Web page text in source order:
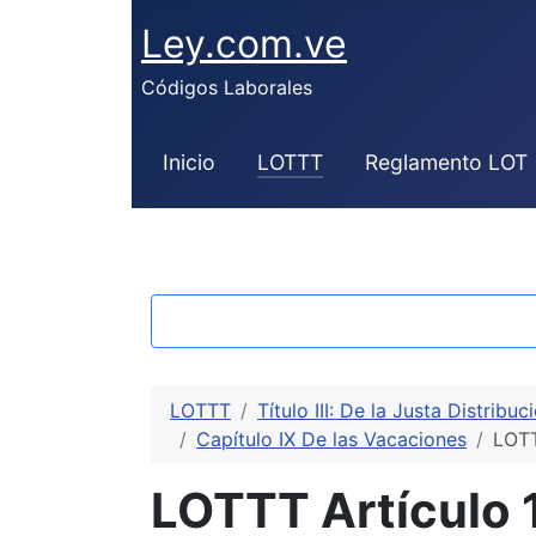
Ley.com.ve
Códigos Laborales
Inicio LOTTT Reglamento LOT
LOTTT
Título III: De la Justa
Capítulo IX De las Vacaciones
LOTTT Artículo